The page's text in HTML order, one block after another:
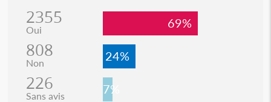
2355
Oui 69%
808
Non 24%
226
Sans avis 7%